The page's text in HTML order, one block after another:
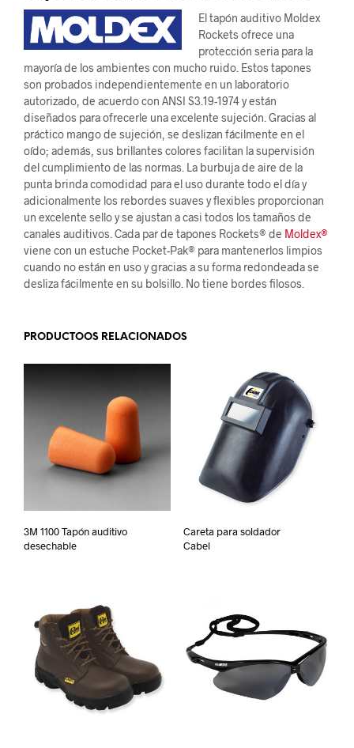
El tapón auditivo Moldex
Rockets ofrece una
protección seria para la
mayoría de los ambientes con mucho ruido. Estos tapones
son probados independientemente en un laboratorio
autorizado, de acuerdo con ANSI S3.19-1974 y están
diseñados para ofrecerle una excelente sujeción. Gracias al
práctico mango de sujeción, se deslizan fácilmente en el
oído; además, sus brillantes colores facilitan la supervisión
del cumplimiento de las normas. La burbuja de aire de la
punta brinda comodidad para el uso durante todo el día y
adicionalmente los rebordes suaves y flexibles proporcionan
un excelente sello y se ajustan a casi todos los tamaños de
canales auditivos. Cada par de tapones Rockets® de Moldex®
viene con un estuche Pocket-Pak® para mantenerlos limpios
cuando no están en uso y gracias a su forma redondeada se
desliza fácilmente en su bolsillo. No tiene bordes filosos.
PRODUCTOOS RELACIONADOS
3M 1100 Tapón auditivo
desechable
Careta para soldador
Cabel